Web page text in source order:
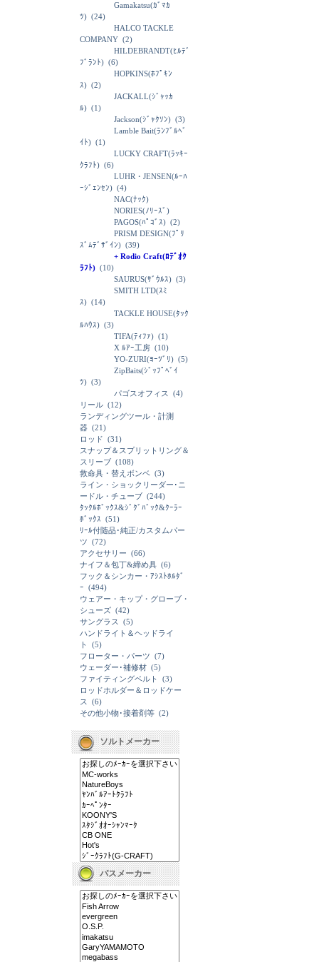
Gamakatsu(ｶﾞﾏｶ
ﾂ) (24)
HALCO TACKLE
COMPANY (2)
HILDEBRANDT(ﾋﾙﾃﾞ
ﾌﾞﾗﾝﾄ) (6)
HOPKINS(ﾎﾌﾟｷﾝ
ｽ) (2)
JACKALL(ｼﾞｬｯｶ
ﾙ) (1)
Jackson(ｼﾞｬｸｿﾝ) (3)
Lamble Bait(ﾗﾝﾌﾞﾙﾍﾞ
ｲﾄ) (1)
LUCKY CRAFT(ﾗｯｷｰ
ｸﾗﾌﾄ) (6)
LUHR・JENSEN(ﾙｰﾊ
ｰｼﾞｪﾝｾﾝ) (4)
NAC(ﾅｯｸ)
NORIES(ﾉﾘｰｽﾞ)
PAGOS(ﾊﾟｺﾞｽ) (2)
PRISM DESIGN(ﾌﾟﾘ
ｽﾞﾑﾃﾞｻﾞｲﾝ) (39)
+ Rodio Craft(ﾛﾃﾞｵｸ
ﾗﾌﾄ) (10)
SAURUS(ｻﾞｳﾙｽ) (3)
SMITH LTD(ｽﾐ
ｽ) (14)
TACKLE HOUSE(ﾀｯｸ
ﾙﾊｳｽ) (3)
TIFA(ﾃｨﾌｧ) (1)
X ﾙｱｰ工房 (10)
YO-ZURI(ﾖｰﾂﾞﾘ) (5)
ZipBaits(ｼﾞｯﾌﾟﾍﾞｲ
ﾂ) (3)
パゴスオフィス
(4)
リール (12)
ランディングツール・計測
器 (21)
ロッド (31)
スナップ＆スプリットリング＆
スリーブ (108)
救命具・替えボンベ (3)
ライン・ショックリーダー･ニ
ードル・チューブ (244)
ﾀｯｸﾙﾎﾞｯｸｽ&ｼﾞｸﾞﾊﾞｯｸ&ｸｰﾗｰ
ﾎﾞｯｸｽ (51)
ﾘｰﾙ付随品･純正/カスタムパー
ツ (72)
アクセサリー (66)
ナイフ＆包丁&締め具 (6)
フック＆シンカー・ｱｼｽﾄﾎﾙﾀﾞ
ｰ (494)
ウェアー・キップ・グローブ・
シューズ (42)
サングラス
(5)
ハンドライト＆ヘッドライ
ト
(5)
フローター・パーツ (7)
ウェーダー･補修材 (5)
ファイティングベルト
(3)
ロッドホルダー＆ロッドケー
ス
(6)
その他小物･接着剤等 (2)
ソルトメーカー
バスメーカー